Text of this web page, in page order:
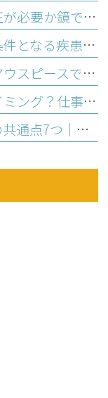
前歯のガタガタに悩む方へ。矯正が必要か鏡でわかる歯並びセルフチェック
大人の歯並び治療は保険適用？条件となる疾患と医療費控除の活用法
プラスチックでなぜ動く？透明マウスピースで歯並びが整う仕組み
新生活の春は矯正を始める好タイミング？仕事と両立の不安を解消する理由
マウスピース矯正で後悔する人の共通点7つ｜始める前のセルフチェック